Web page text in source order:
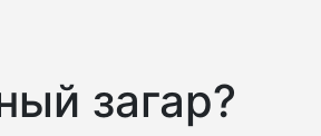
загар?